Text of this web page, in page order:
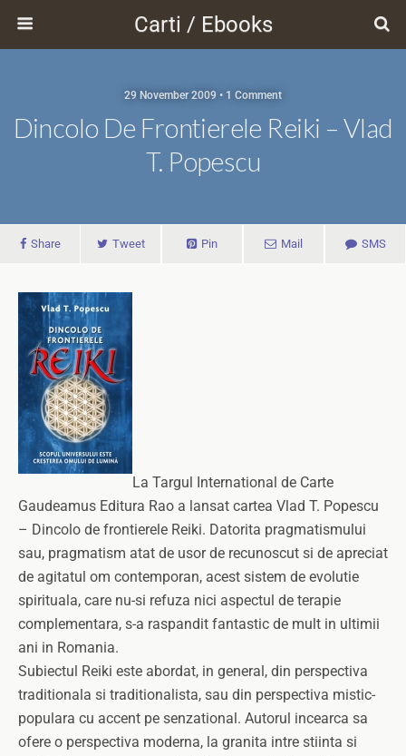
Carti / Ebooks
29 November 2009 • 1 Comment
Dincolo De Frontierele Reiki – Vlad
T. Popescu
Share Tweet Pin Mail SMS
La Targul International de Carte
Gaudeamus Editura Rao a lansat cartea Vlad T. Popescu
– Dincolo de frontierele Reiki. Datorita pragmatismului
sau, pragmatism atat de usor de recunoscut si de apreciat
de agitatul om contemporan, acest sistem de evolutie
spirituala, care nu-si refuza nici aspectul de terapie
complementara, s-a raspandit fantastic de mult in ultimii
ani in Romania.
Subiectul Reiki este abordat, in general, din perspectiva
traditionala si traditionalista, sau din perspectiva mistic-
populara cu accent pe senzational. Autorul incearca sa
ofere o perspectiva moderna, la granita intre stiinta si